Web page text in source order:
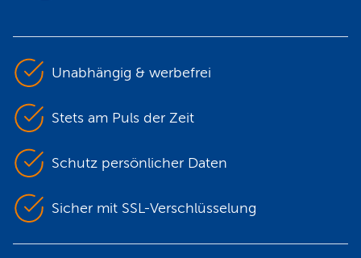
Unabhängig & werbefrei
Stets am Puls der Zeit
Schutz persönlicher Daten
Sicher mit SSL-Verschlüsselung